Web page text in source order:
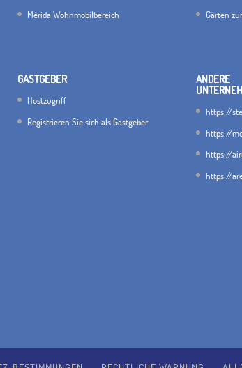
Mérida Wohnmobilbereich
GASTGEBER
Hostzugriff
Registrieren Sie sich als Gastgeber
Gärten
ANDERE
https://
https://
https://
https://